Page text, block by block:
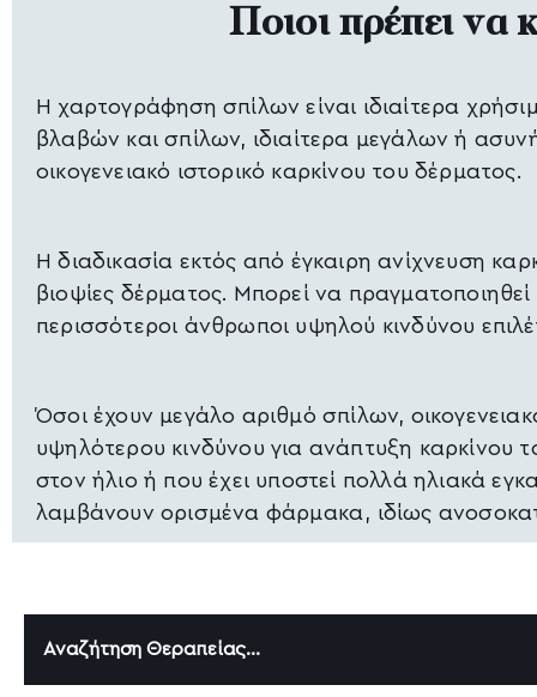
Ποιοι πρέπει να
Η χαρτογράφηση σπίλων είναι ιδιαίτερα
βλαβών και σπίλων, ιδιαίτερα μεγάλων ή
οικογενειακό ιστορικό καρκίνου του δέρματος.
Η διαδικασία εκτός από έγκαιρη ανίχνευση
βιοψίες δέρματος. Μπορεί να
περισσότεροι άνθρωποι υψηλού κινδύνου
Όσοι έχουν μεγάλο αριθμό σπίλων,
υψηλότερου κινδύνου για ανάπτυξη καρκίνου
στον ήλιο ή που έχει υποστεί πολλά ηλιακά
λαμβάνουν ορισμένα φάρμακα, ιδίως
Αναζήτηση Θεραπείας...